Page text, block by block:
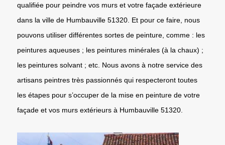
qualifiée pour peindre vos murs et votre façade extérieure
dans la ville de Humbauville 51320. Et pour ce faire, nous
pouvons utiliser différentes sortes de peinture, comme : les
peintures aqueuses ; les peintures minérales (à la chaux) ;
les peintures solvant ; etc. Nous avons à notre service des
artisans peintres très passionnés qui respecteront toutes
les étapes pour s’occuper de la mise en peinture de votre
façade et vos murs extérieurs à Humbauville 51320.